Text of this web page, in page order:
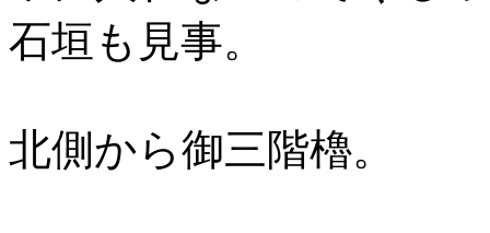
石垣も見事。
北側から御三階櫓。